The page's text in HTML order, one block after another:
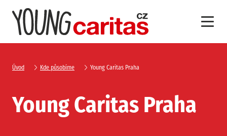
Úvod Kde působíme Young Caritas Praha
Young Caritas Praha